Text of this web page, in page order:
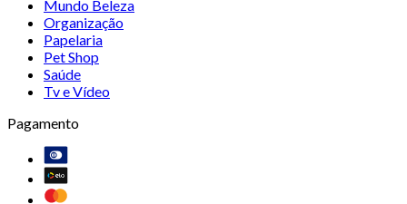
Mundo Beleza
Organização
Papelaria
Pet Shop
Saúde
Tv e Vídeo
Pagamento